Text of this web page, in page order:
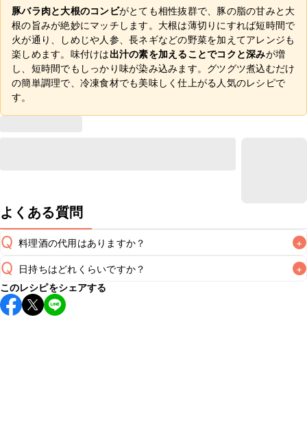
豚バラ肉と大根のコンビがとても相性抜群で、豚の脂の甘みと大
根の旨みが絶妙にマッチします。大根は薄切りにすれば短時間で
火が通り、しめじや人参、長ネギなどの野菜を加えてアレンジも
楽しめます。味付けは出汁の素を加えることでコクと深みが増
し、短時間でもしっかり味が染み込みます。グツグツ煮込むだけ
の簡単調理で、冷凍食材でも美味しく仕上がる人気のレシピで
す。
よくある質問
Q 料理酒の代用はありますか？ +
A
Q 日持ちはどれくらいですか？ +
保存期間は冷蔵で2~3日が目安です。なるべくお早めにお召
し上がりください。
このレシピをシェアする